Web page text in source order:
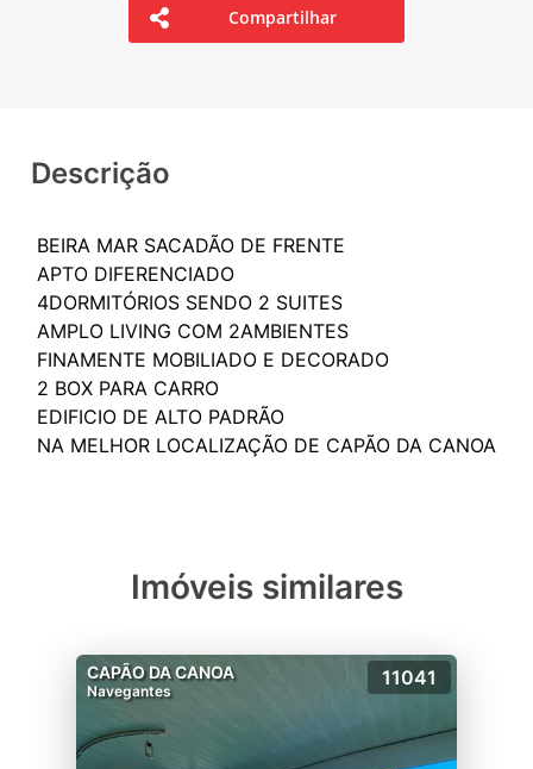
Compartilhar
Descrição
BEIRA MAR SACADÃO DE FRENTE
APTO DIFERENCIADO
4DORMITÓRIOS SENDO 2 SUITES
AMPLO LIVING COM 2AMBIENTES
FINAMENTE MOBILIADO E DECORADO
2 BOX PARA CARRO
EDIFICIO DE ALTO PADRÃO
Imóveis similares
CAPÃO DA CANOA
Navegantes
11041